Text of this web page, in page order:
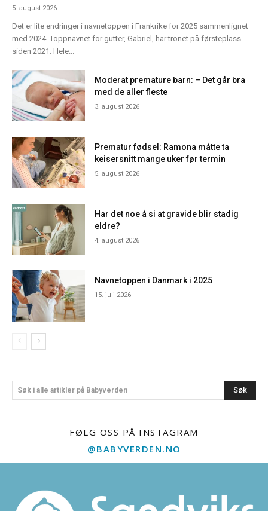
5. august 2026
Det er lite endringer i navnetoppen i Frankrike for 2025 sammenlignet
med 2024. Toppnavnet for gutter, Gabriel, har tronet på førsteplass
siden 2021. Hele...
Moderat premature barn: – Det går bra
med de aller fleste
3. august 2026
Prematur fødsel: Ramona måtte ta
keisersnitt mange uker før termin
5. august 2026
Har det noe å si at gravide blir stadig
eldre?
4. august 2026
Navnetoppen i Danmark i 2025
15. juli 2026
Søk i alle artikler på Babyverden Søk
FØLG OSS PÅ INSTAGRAM
@BABYVERDEN.NO